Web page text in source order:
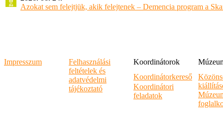
Azokat sem felejtjük, akik felejtenek – Demencia program a
Impresszum
Felhasználási
feltételek és
adatvédelmi
tájékoztató
Koordinátorok
Koordinátorkereső
Koordinátori
feladatok